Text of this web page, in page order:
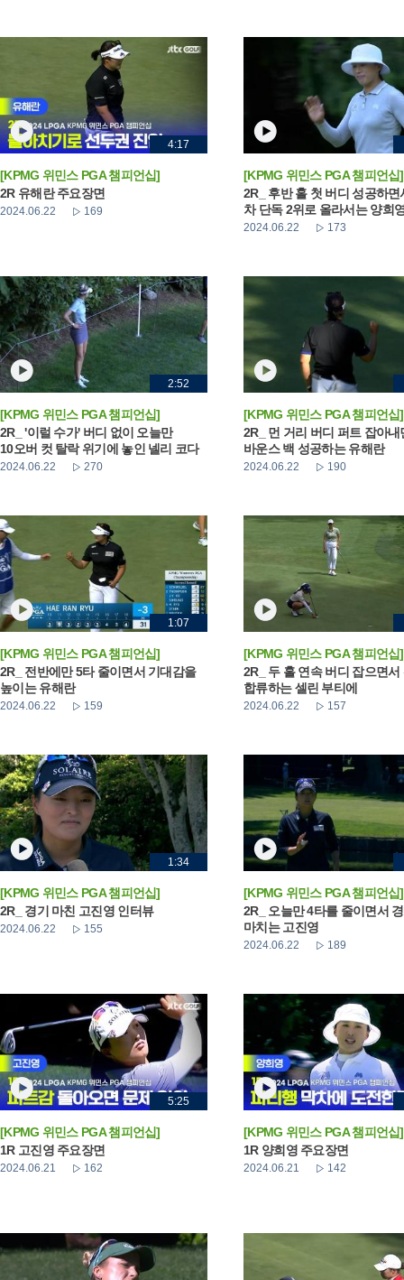
4:17
[KPMG 위민스 PGA 챔피언십]
2R 유해란 주요장면
2024.06.22 169
[KPMG 위민스 PGA 챔피언십]
2R_ 후반 홀 첫 버디 성공하면
차 단독 2위로 올라서는 양희
2024.06.22 173
2:52
[KPMG 위민스 PGA 챔피언십]
2R_ '이럴 수가' 버디 없이 오늘만
10오버 컷 탈락 위기에 놓인 넬리 코다
2024.06.22 270
[KPMG 위민스 PGA 챔피언십]
2R_ 먼 거리 버디 퍼트 잡아내
바운스 백 성공하는 유해란
2024.06.22 190
1:07
[KPMG 위민스 PGA 챔피언십]
2R_ 전반에만 5타 줄이면서 기대감을
높이는 유해란
2024.06.22 159
[KPMG 위민스 PGA 챔피언십]
2R_ 두 홀 연속 버디 잡으면서
합류하는 셀린 부티에
2024.06.22 157
1:34
[KPMG 위민스 PGA 챔피언십]
2R_ 경기 마친 고진영 인터뷰
2024.06.22 155
[KPMG 위민스 PGA 챔피언십]
2R_ 오늘만 4타를 줄이면서
마치는 고진영
2024.06.22 189
5:25
[KPMG 위민스 PGA 챔피언십]
1R 고진영 주요장면
2024.06.21 162
[KPMG 위민스 PGA 챔피언십]
1R 양희영 주요장면
2024.06.21 142